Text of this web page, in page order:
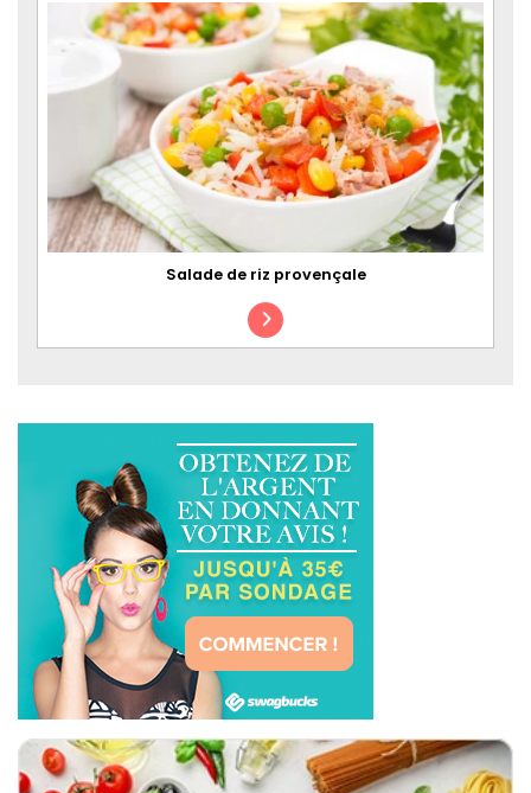
Salade de riz provençale